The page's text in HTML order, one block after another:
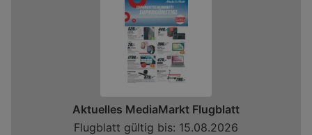
Aktuelles MediaMarkt Flugblatt
Flugblatt gültig bis: 15.08.2026